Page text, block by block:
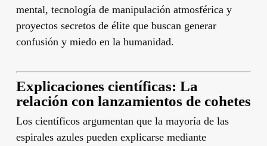
mental, tecnología de manipulación atmosférica y
proyectos secretos de élite que buscan generar
confusión y miedo en la humanidad.
Explicaciones científicas: La
relación con lanzamientos de cohetes
Los científicos argumentan que la mayoría de las
espirales azules pueden explicarse mediante